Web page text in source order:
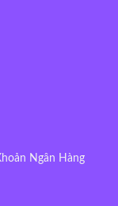
Ngân Hàng